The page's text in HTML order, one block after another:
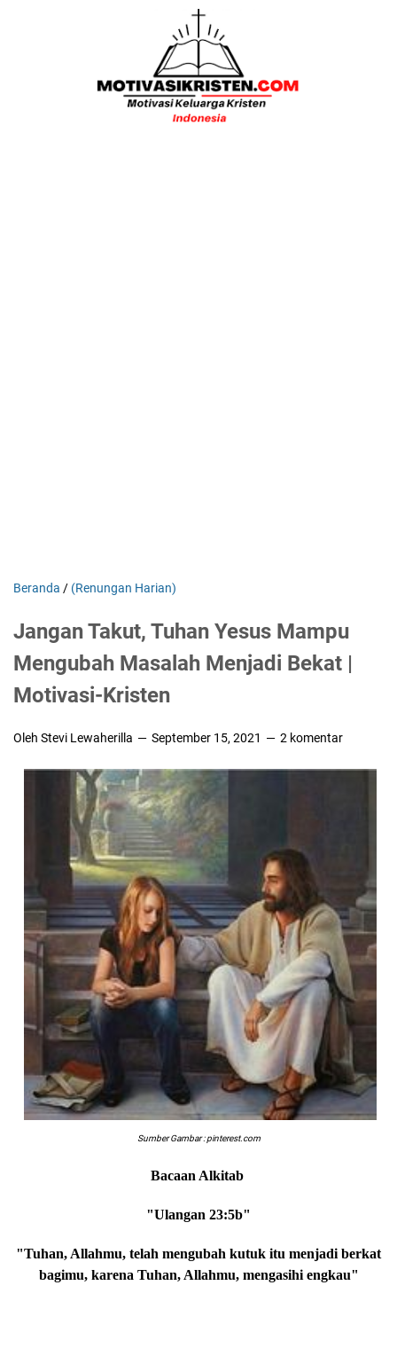
Beranda / (Renungan Harian)
Jangan Takut, Tuhan Yesus Mampu
Mengubah Masalah Menjadi Bekat |
Motivasi-Kristen
Oleh Stevi Lewaherilla September 15, 2021 2 komentar
Sumber Gambar : pinterest.com
Bacaan Alkitab
"Ulangan 23:5b"
"Tuhan, Allahmu, telah mengubah kutuk itu menjadi berkat
bagimu, karena Tuhan, Allahmu, mengasihi engkau"